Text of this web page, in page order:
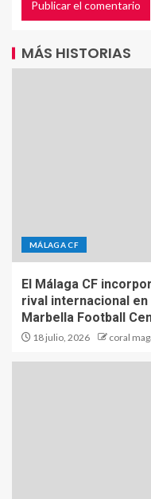
MÁS HISTORIAS
MÁLAGA CF
El Málaga CF
rival internacional
Marbella Football
18 julio, 2026 coral